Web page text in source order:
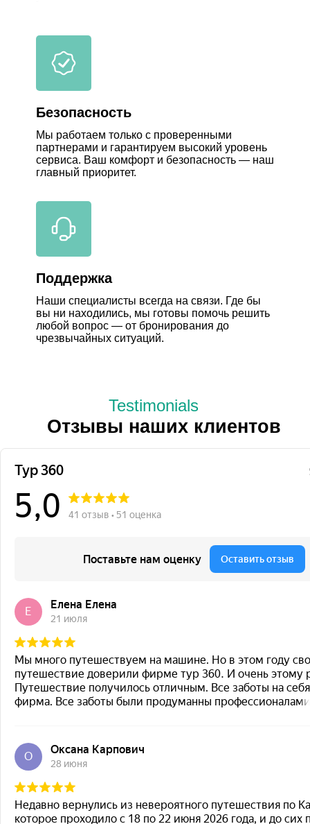
Безопасность
Мы работаем только с проверенными
партнерами и гарантируем высокий уровень
сервиса. Ваш комфорт и безопасность — наш
главный приоритет.
Поддержка
Наши специалисты всегда на связи. Где бы
вы ни находились, мы готовы помочь решить
любой вопрос — от бронирования до
чрезвычайных ситуаций.
Testimonials
Отзывы наших клиентов